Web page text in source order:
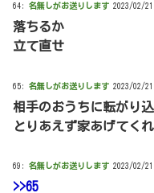
64: 名無しがお送りします 2023/02/
落ちるか
立て直せ
65: 名無しがお送りします 2023/02/
相手のおうちに転がり
とりあえず家あげてく
69: 名無しがお送りします 2023/02/
>>65